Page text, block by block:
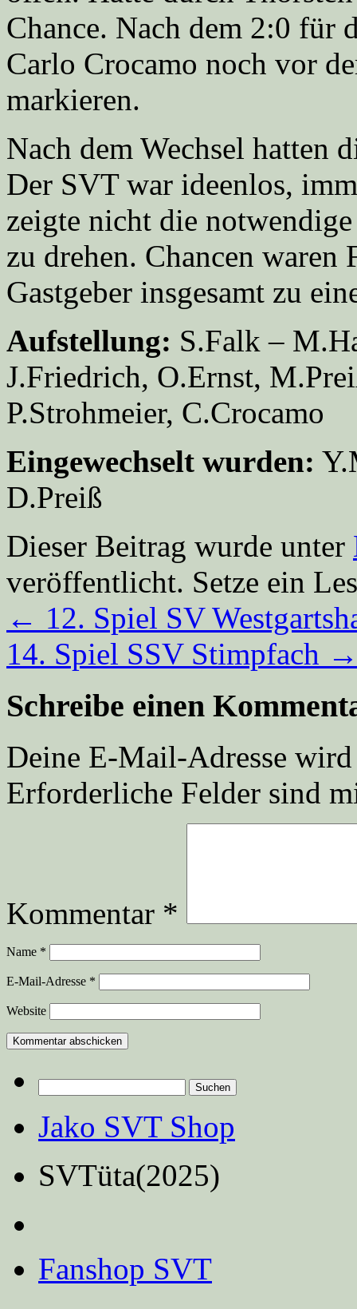
Chance. Nach dem 2:0 für
Carlo Crocamo noch vor
markieren.
Nach dem Wechsel hatten
Der SVT war ideenlos,
zeigte nicht die
zu drehen. Chancen waren
Gastgeber insgesamt zu
Aufstellung: S.Falk –
J.Friedrich, O.Ernst,
P.Strohmeier, C.Crocamo
Eingewechselt wurden:
D.Preiß
Dieser Beitrag wurde unter
veröffentlicht. Setze ein
← 12. Spiel SV
14. Spiel SSV Stimpfach
Schreibe einen
Deine E-Mail-Adresse
Erforderliche Felder sind
Kommentar *
Name *
E-Mail-Adresse *
Website
nach:
Jako SVT Shop
SVTüta(2025)
Fanshop SVT